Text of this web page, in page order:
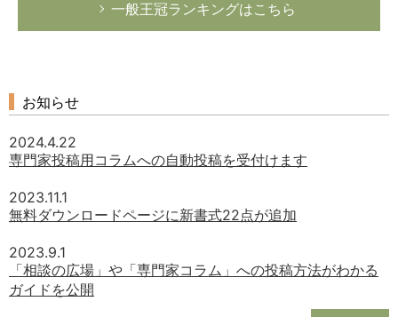
一般王冠ランキングはこちら
お知らせ
2024.4.22
専門家投稿用コラムへの自動投稿を受付けます
2023.11.1
無料ダウンロードページに新書式22点が追加
2023.9.1
「相談の広場」や「専門家コラム」への投稿方法がわかる
ガイドを公開